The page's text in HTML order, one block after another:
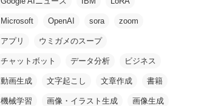
Microsoft OpenAI sora zoom
アプリ ウミガメのスープ
チャットボット データ分析 ビジネス
動画生成 文字起こし 文章作成 書籍
機械学習 画像・イラスト生成 画像生成